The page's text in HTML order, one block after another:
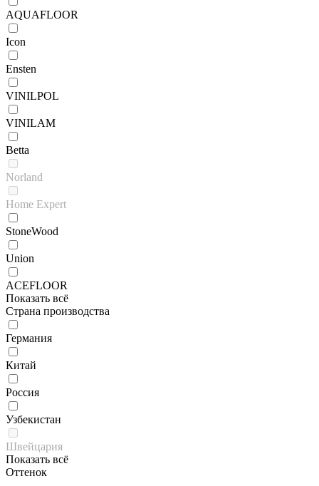
AQUAFLOOR
Icon
Ensten
VINILPOL
VINILAM
Betta
Norland
Home Expert
StoneWood
Union
ACEFLOOR
Показать всё
Страна производства
Германия
Китай
Россия
Узбекистан
Швейцария
Показать всё
Оттенок